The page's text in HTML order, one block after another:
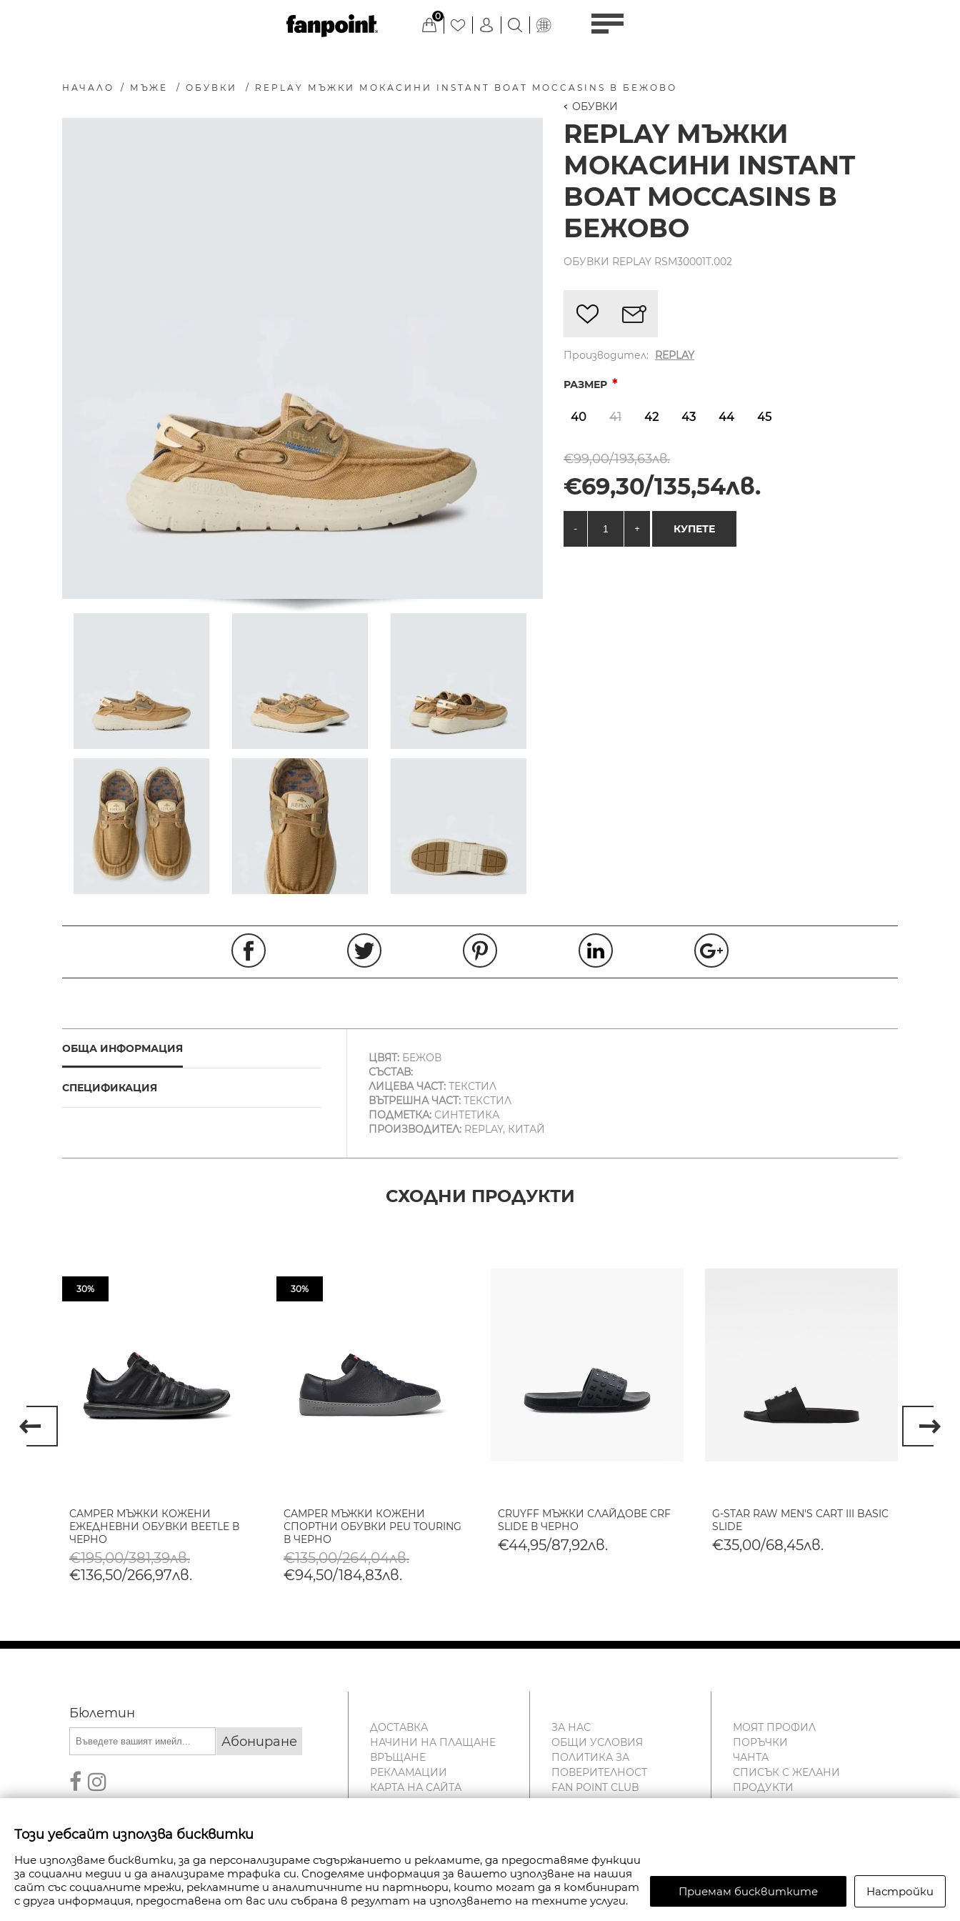
0
НАЧАЛО / МЪЖЕ / ОБУВКИ / REPLAY МЪЖКИ МОКАСИНИ INSTANT BOAT MOCCASINS В БЕЖОВО
ОБУВКИ
REPLAY МЪЖКИ
МОКАСИНИ INSTANT
BOAT MOCCASINS В
БЕЖОВО
ОБУВКИ REPLAY RSM30001T.002
Производител: REPLAY
РАЗМЕР *
40 41 42 43 44 45
€99,00/193,63лв.
€69,30/135,54лв.
- + КУПЕТЕ
ОБЩА ИНФОРМАЦИЯ
СПЕЦИФИКАЦИЯ
ЦВЯТ:БЕЖОВ
СЪСТАВ:
ЛИЦЕВА ЧАСТ:ТЕКСТИЛ
ВЪТРЕШНА ЧАСТ:ТЕКСТИЛ
ПОДМЕТКА:СИНТЕТИКА
ПРОИЗВОДИТЕЛ:REPLAY, КИТАЙ
СХОДНИ ПРОДУКТИ
30%
CAMPER МЪЖКИ КОЖЕНИ
ЕЖЕДНЕВНИ ОБУВКИ BEETLE В
ЧЕРНО
€195,00/381,39лв.
€136,50/266,97лв.
30%
CAMPER МЪЖКИ КОЖЕНИ
СПОРТНИ ОБУВКИ PEU TOURING
В ЧЕРНО
€135,00/264,04лв.
€94,50/184,83лв.
CRUYFF МЪЖКИ СЛАЙДОВЕ CRF
SLIDE В ЧЕРНО
€44,95/87,92лв.
G-STAR RAW MEN'S CART III BASIC
SLIDE
€35,00/68,45лв.
Бюлетин
Абониране
ДОСТАВКА
НАЧИНИ НА ПЛАЩАНЕ
ВРЪЩАНЕ
РЕКЛАМАЦИИ
КАРТА НА САЙТА
КОНТАКТИ
ЗА НАС
ОБЩИ УСЛОВИЯ
ПОЛИТИКА ЗА
ПОВЕРИТЕЛНОСТ
FAN POINT CLUB
МАГАЗИНИ
МОЯТ ПРОФИЛ
ПОРЪЧКИ
ЧАНТА
СПИСЪК С ЖЕЛАНИ
ПРОДУКТИ
АВТОРСКИ ПРАВА © 2026 FANPOINT. ВСИЧКИ ПРАВА ЗАПАЗЕНИ.
СЪЗДАДЕНО ОТ NAVTECH GROUP
Този уебсайт използва бисквитки
Ние използваме бисквитки, за да персонализираме съдържанието и рекламите, да предоставяме функции
за социални медии и да анализираме трафика си. Споделяме информация за вашето използване на нашия
сайт със социалните мрежи, рекламните и аналитичните ни партньори, които могат да я комбинират
с друга информация, предоставена от вас или събрана в резултат на използването на техните услуги.
Приемам бисквитките Настройки